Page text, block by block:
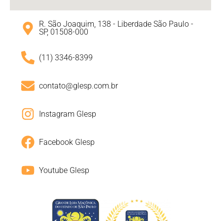
R. São Joaquim, 138 - Liberdade São Paulo -
SP, 01508-000
(11) 3346-8399
contato@glesp.com.br
Instagram Glesp
Facebook Glesp
Youtube Glesp